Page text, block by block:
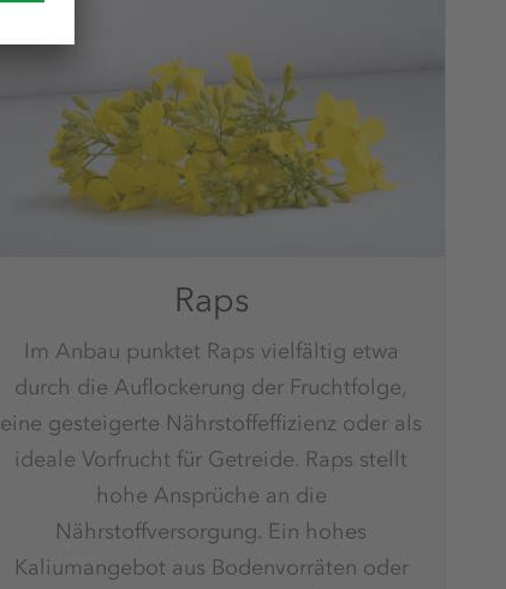
Raps
Im Anbau punktet Raps vielfältig etwa
durch die Auflockerung der Fruchtfolge,
eine gesteigerte Nährstoffeffizienz oder als
ideale Vorfrucht für Getreide. Raps stellt
hohe Ansprüche an die
Nährstoffversorgung. Ein hohes
Kaliumangebot aus Bodenvorräten oder